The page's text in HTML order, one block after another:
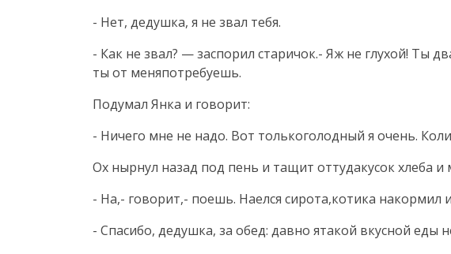
- Нет, дедушка, я не звал тебя.
- Как не звал? — заспорил старичок.- Яж не глухой! Ты
ты от меняпотребуешь.
Подумал Янка и говорит:
- Ничего мне не надо. Вот толькоголодный я очень. Коли
Ох нырнул назад под пень и тащит оттудакусок хлеба и
- На,- говорит,- поешь. Наелся сирота,котика накормил
- Спасибо, дедушка, за обед: давно ятакой вкусной еды